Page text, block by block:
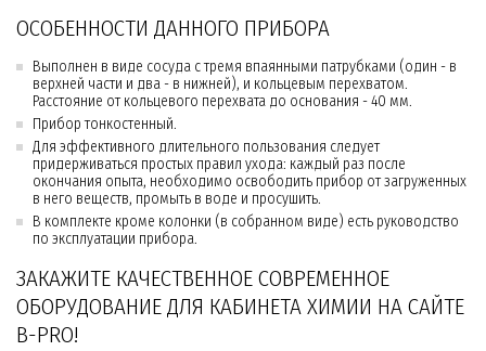
ОСОБЕННОСТИ ДАННОГО ПРИБОРА
Выполнен в виде сосуда с тремя впаянными патрубками (один - в
верхней части и два - в нижней), и кольцевым перехватом.
Расстояние от кольцевого перехвата до основания - 40 мм.
Прибор тонкостенный.
Для эффективного длительного пользования следует
придерживаться простых правил ухода: каждый раз после
окончания опыта, необходимо освободить прибор от загруженных
в него веществ, промыть в воде и просушить.
В комплекте кроме колонки (в собранном виде) есть руководство
по эксплуатации прибора.
ЗАКАЖИТЕ КАЧЕСТВЕННОЕ СОВРЕМЕННОЕ
ОБОРУДОВАНИЕ ДЛЯ КАБИНЕТА ХИМИИ НА САЙТЕ
B-PRO!